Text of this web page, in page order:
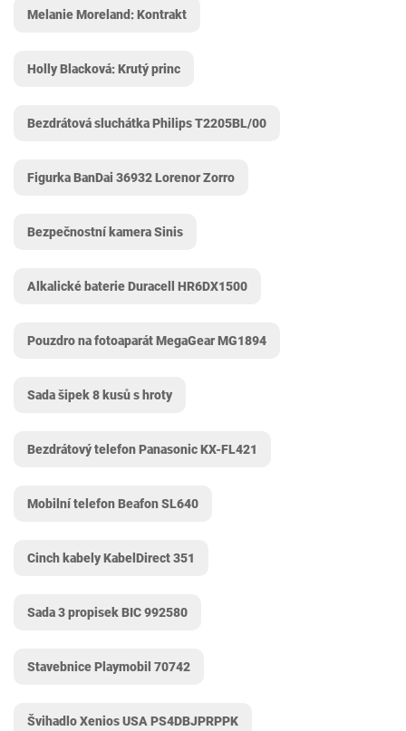
Melanie Moreland: Kontrakt
Holly Blacková: Krutý princ
Bezdrátová sluchátka Philips T2205BL/00
Figurka BanDai 36932 Lorenor Zorro
Bezpečnostní kamera Sinis
Alkalické baterie Duracell HR6DX1500
Pouzdro na fotoaparát MegaGear ‎MG1894
Sada šipek 8 kusů s hroty
Bezdrátový telefon Panasonic KX-FL421
Mobilní telefon Beafon SL640
Cinch kabely KabelDirect 351
Sada 3 propisek BIC 992580
Stavebnice Playmobil 70742
Švihadlo Xenios USA ‎PS4DBJPRPPK